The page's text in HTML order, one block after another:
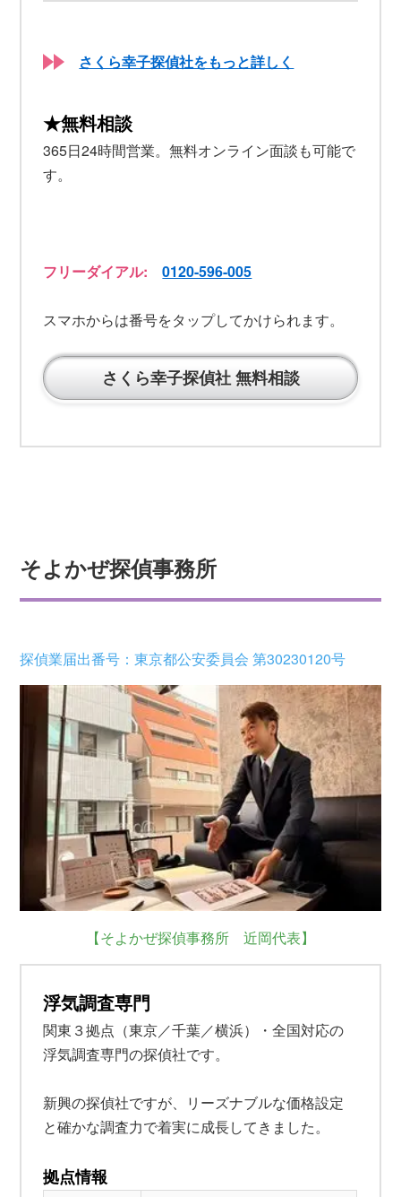
さくら幸子探偵社をもっと詳しく
★無料相談
365日24時間営業。無料オンライン面談も可能で
す。
フリーダイアル:0120-596-005
スマホからは番号をタップしてかけられます。
さくら幸子探偵社 無料相談
そよかぜ探偵事務所
探偵業届出番号：東京都公安委員会 第30230120号
【そよかぜ探偵事務所 近岡代表】
浮気調査専門
関東３拠点（東京／千葉／横浜）・全国対応の
浮気調査専門の探偵社です。
新興の探偵社ですが、リーズナブルな価格設定
と確かな調査力で着実に成長してきました。
拠点情報